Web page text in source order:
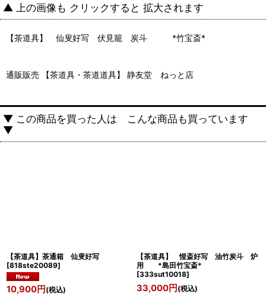
▲ 上の画像も クリックすると 拡大されます
【茶道具】 仙叟好写 伏見籠 炭斗 *竹宝斎*
通販販売 【茶道具・茶道道具】 静友堂 ねっと店
▼ この商品を買った人は こんな商品も買っています
▼
【茶道具】茶通箱 仙叟好写
[818ste20089]
10,900円 (税込)
【茶道具】 惺斎好写 油竹炭斗 炉
用 *島田竹宝斎*
[333sut10018]
33,000円 (税込)